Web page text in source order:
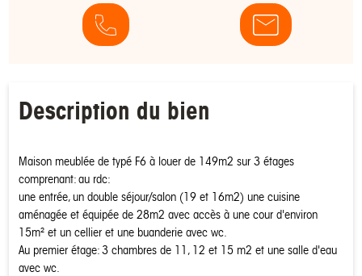
Description du bien
Maison meublée de typé F6 à louer de 149m2 sur 3 étages
comprenant: au rdc:
une entrée, un double séjour/salon (19 et 16m2) une cuisine
aménagée et équipée de 28m2 avec accès à une cour d'environ
15m² et un cellier et une buanderie avec wc.
Au premier étage: 3 chambres de 11, 12 et 15 m2 et une salle d'eau
avec wc.